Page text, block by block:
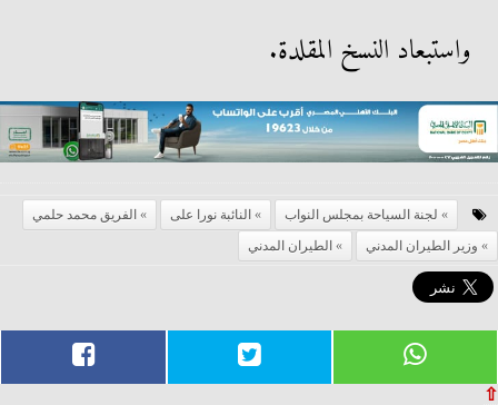
واستبعاد النسخ المقلدة.
لجنة السياحة بمجلس النواب النائبة نورا على
الفريق محمد حلمي
وزير الطيران المدني
الطيران المدني
⇧